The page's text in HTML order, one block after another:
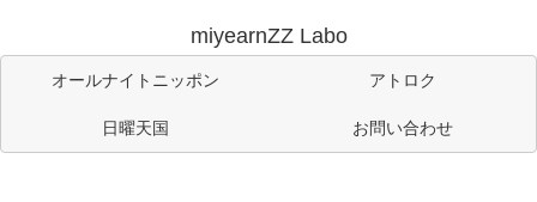
miyearnZZ Labo
オールナイトニッポン アトロク
日曜天国 お問い合わせ